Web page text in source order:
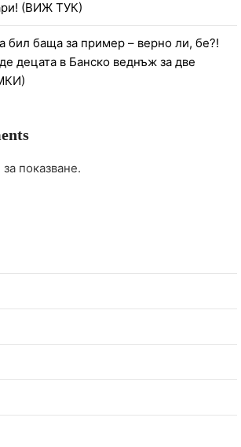
(ВИЖ ТУК)
бил баща за пример – верно ли, бе?!
децата в Банско веднъж за две
показване.